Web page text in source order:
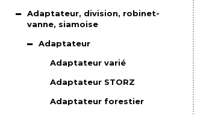
Adaptateur, division, robinet-
vanne, siamoise
Adaptateur
Adaptateur varié
Adaptateur STORZ
Adaptateur forestier